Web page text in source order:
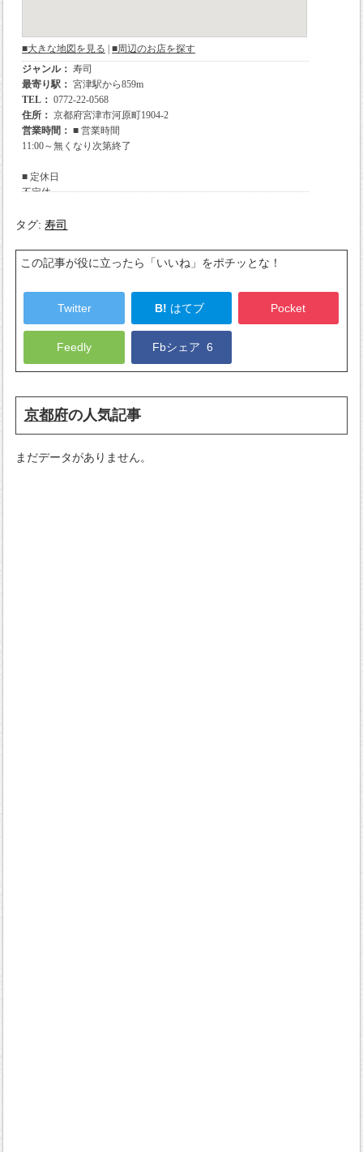
タグ:寿司
この記事が役に立ったら「いいね」をポチッとな！
Twitter B! はてブ Pocket
Feedly Fbシェア6
京都府の人気記事
まだデータがありません。